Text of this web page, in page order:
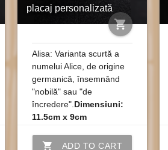
placaj personalizată
shopping_cart
Alisa: Varianta scurtă a
numelui Alice, de origine
germanică, însemnând
"nobilă" sau "de
încredere". Dimensiuni:
11.5cm x 9cm
shopping_cart ADD TO CART